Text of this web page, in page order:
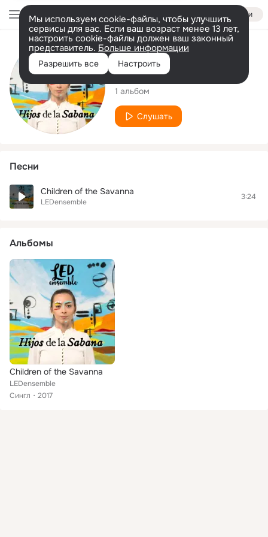
Войти
Мы используем cookie-файлы, чтобы улучшить
сервисы для вас. Если ваш возраст менее 13 лет,
настроить cookie-файлы должен ваш законный
представитель. Больше информации
Разрешить все Настроить
Исполнитель
LEDensemble
1 альбом
Слушать
Песни
Children of the Savanna
LEDensemble
3:24
Альбомы
Children of the Savanna
LEDensemble
Сингл
2017